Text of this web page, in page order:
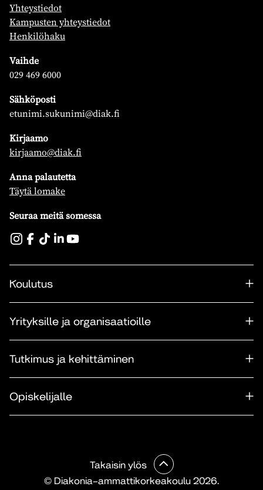
Yhteystiedot
Kampusten yhteystiedot
Henkilöhaku
Vaihde
029 469 6000
Sähköposti
etunimi.sukunimi@diak.fi
Kirjaamo
kirjaamo@diak.fi
Anna palautetta
Täytä lomake
Seuraa meitä somessa
Koulutus
Yrityksille ja organisaatioille
Tutkimus ja kehittäminen
Opiskelijalle
© Diakonia–ammattikorkeakoulu 2026.
Takaisin ylös